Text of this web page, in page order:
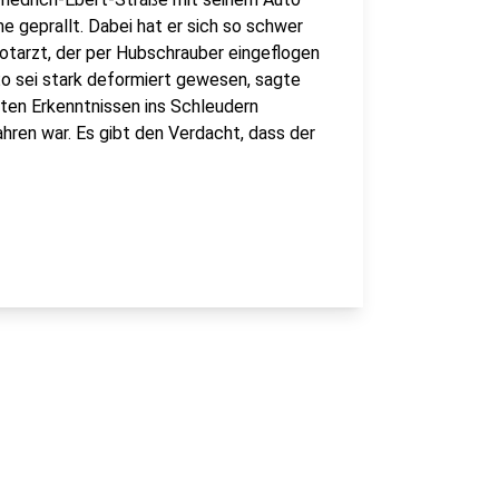
geprallt. Dabei hat er sich so schwer
der per Hubschrauber eingeflogen
sei stark deformiert gewesen, sagte
Erkenntnissen ins Schleudern
war. Es gibt den Verdacht, dass der